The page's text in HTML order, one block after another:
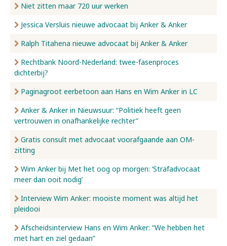
Niet zitten maar 720 uur werken
Jessica Versluis nieuwe advocaat bij Anker & Anker
Ralph Titahena nieuwe advocaat bij Anker & Anker
Rechtbank Noord-Nederland: twee-fasenproces
dichterbij?
Paginagroot eerbetoon aan Hans en Wim Anker in LC
Anker & Anker in Nieuwsuur: “Politiek heeft geen
vertrouwen in onafhankelijke rechter”
Gratis consult met advocaat voorafgaande aan OM-
zitting
Wim Anker bij Met het oog op morgen: ‘Strafadvocaat
meer dan ooit nodig’
Interview Wim Anker: mooiste moment was altijd het
pleidooi
Afscheidsinterview Hans en Wim Anker: “We hebben het
met hart en ziel gedaan”